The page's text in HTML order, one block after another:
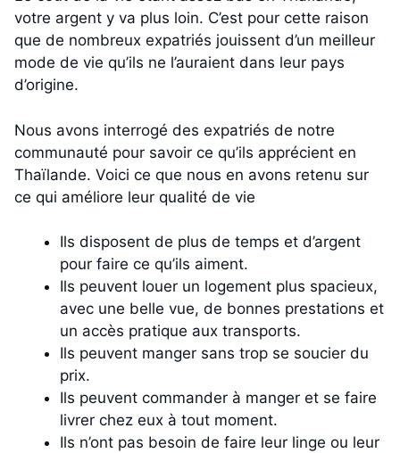
votre argent y va plus loin. C’est pour cette raison
que de nombreux expatriés jouissent d’un meilleur
mode de vie qu’ils ne l’auraient dans leur pays
d’origine.
Nous avons interrogé des expatriés de notre
communauté pour savoir ce qu’ils apprécient en
Thaïlande. Voici ce que nous en avons retenu sur
ce qui améliore leur qualité de vie
Ils disposent de plus de temps et d’argent
pour faire ce qu’ils aiment.
Ils peuvent louer un logement plus spacieux,
avec une belle vue, de bonnes prestations et
un accès pratique aux transports.
Ils peuvent manger sans trop se soucier du
prix.
Ils peuvent commander à manger et se faire
livrer chez eux à tout moment.
Ils n’ont pas besoin de faire leur linge ou leur